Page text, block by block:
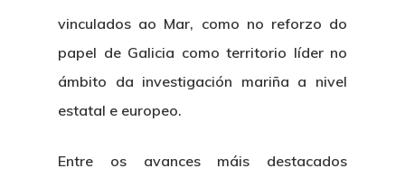
vinculados ao Mar, como no reforzo do
papel de Galicia como territorio líder no
ámbito da investigación mariña a nivel
estatal e europeo.
Entre os avances máis destacados
Identidade Corporativa
Contacto
Memoria
Centro De
Contratación